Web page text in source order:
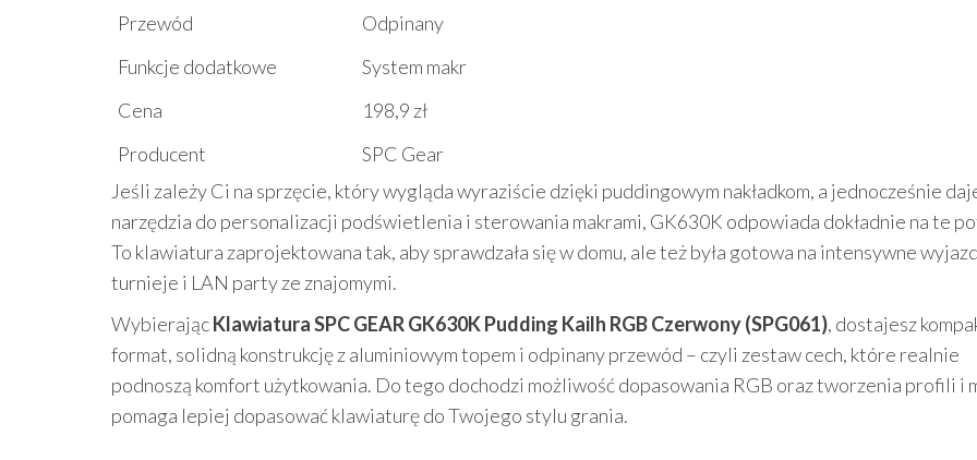
Przewód
Odpinany
Funkcje dodatkowe
System makr
Cena
198,9 zł
Producent
SPC Gear
Jeśli zależy Ci na sprzęcie, który wygląda wyraziście dzięki puddingowym nakładkom, a jednocześnie
narzędzia do personalizacji podświetlenia i sterowania makrami, GK630K odpowiada dokładnie na te
To klawiatura zaprojektowana tak, aby sprawdzała się w domu, ale też była gotowa na intensywne
turnieje i LAN party ze znajomymi.
WybierającKlawiatura SPC GEAR GK630K Pudding Kailh RGB Czerwony (SPG061), dostajesz
format, solidną konstrukcję z aluminiowym topem i odpinany przewód – czyli zestaw cech, które realnie
podnoszą komfort użytkowania. Do tego dochodzi możliwość dopasowania RGB oraz tworzenia profili i
pomaga lepiej dopasować klawiaturę do Twojego stylu grania.